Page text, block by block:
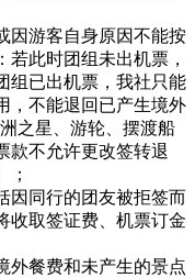
因游客自身原因不能按
此时团组未出机票，
组已出机票，我社只能
，不能退回已产生境外
之星、游轮、摆渡船
款不允许更改签转退
；
因同行的团友被拒签而
收取签证费、机票订金
外餐费和未产生的景点